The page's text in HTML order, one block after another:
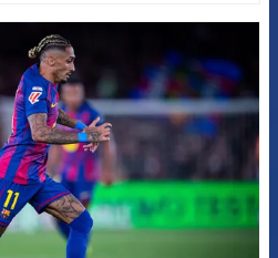
FCB Barcelona badge